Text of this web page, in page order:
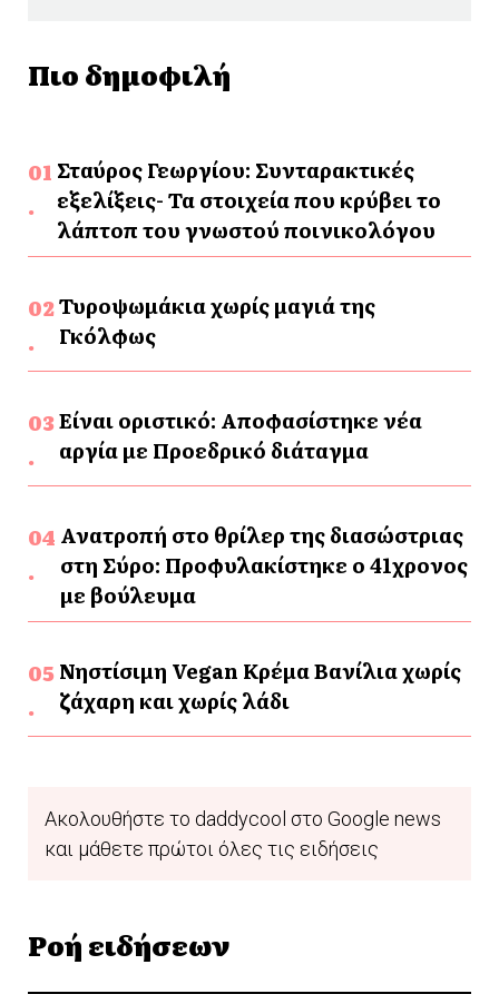
Πιο δημοφιλή
Σταύρος Γεωργίου: Συνταρακτικές
εξελίξεις- Τα στοιχεία που κρύβει το
λάπτοπ του γνωστού ποινικολόγου
Τυροψωμάκια χωρίς μαγιά της
Γκόλφως
Είναι οριστικό: Αποφασίστηκε νέα
αργία με Προεδρικό διάταγμα
Ανατροπή στο θρίλερ της διασώστριας
στη Σύρο: Προφυλακίστηκε ο 41χρονος
με βούλευμα
Νηστίσιμη Vegan Κρέμα Βανίλια χωρίς
ζάχαρη και χωρίς λάδι
Ακολουθήστε το daddycool στο Google news
και μάθετε πρώτοι όλες τις ειδήσεις
Ροή ειδήσεων